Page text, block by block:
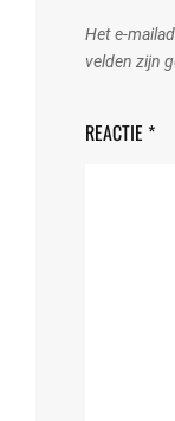
Het e-
velden zijn
REACTIE *